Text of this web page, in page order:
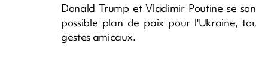
Donald Trump et Vladimir Poutine se
possible plan de paix pour l'Ukraine,
gestes amicaux.